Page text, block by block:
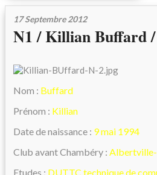
17 Septembre 2012
N1 / Killian Buffard
Nom : Buffard
Prénom : Killian
Date de naissance : 9 mai 1994
Club avant Chambéry : Albertville-
Etudes : DUTTC technique de